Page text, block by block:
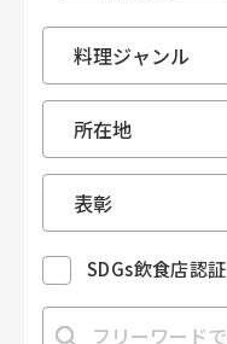
SDGs飲食店認証